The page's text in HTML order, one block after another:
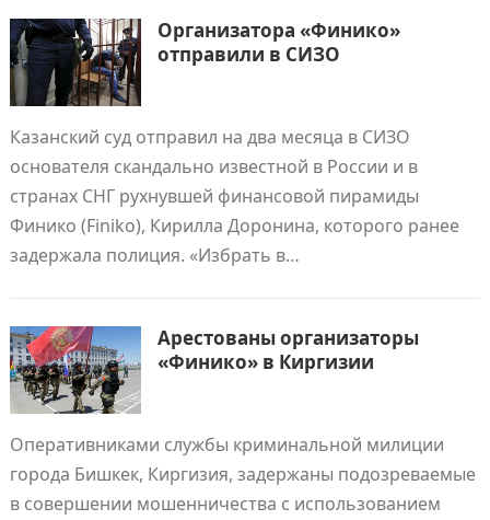
Организатора «Финико»
отправили в СИЗО
Казанский суд отправил на два месяца в СИЗО
основателя скандально известной в России и в
странах СНГ рухнувшей финансовой пирамиды
Финико (Finiko), Кирилла Доронина, которого ранее
задержала полиция. «Избрать в…
Арестованы организаторы
«Финико» в Киргизии
Оперативниками службы криминальной милиции
города Бишкек, Киргизия, задержаны подозреваемые
в совершении мошенничества с использованием